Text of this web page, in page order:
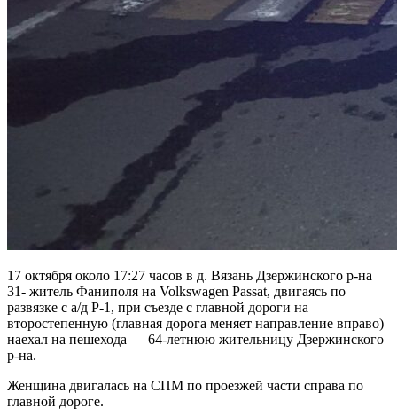
17 октября около 17:27 часов в д. Вязань Дзержинского р-на
31- житель Фаниполя на Volkswagen Passat, двигаясь по
развязке с а/д Р-1, при съезде с главной дороги на
второстепенную (главная дорога меняет направление вправо)
наехал на пешехода — 64-летнюю жительницу Дзержинского
р-на.
Женщина двигалась на СПМ по проезжей части справа по
главной дороге.